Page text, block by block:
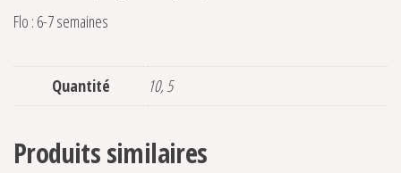
Flo : 6-7 semaines
Quantité 10, 5
Produits similaires